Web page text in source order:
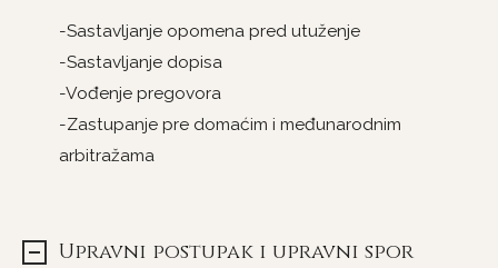
-Sastavljanje opomena pred utuženje
-Sastavljanje dopisa
-Vođenje pregovora
-Zastupanje pre domaćim i međunarodnim
arbitražama
Upravni postupak i upravni spor